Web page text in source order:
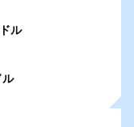
ル
ル